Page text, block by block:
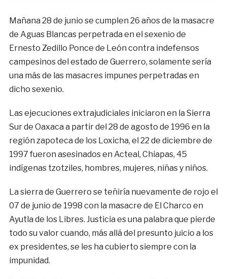
Mañana 28 de junio se cumplen 26 años de la masacre
de Aguas Blancas perpetrada en el sexenio de
Ernesto Zedillo Ponce de León contra indefensos
campesinos del estado de Guerrero, solamente sería
una más de las masacres impunes perpetradas en
dicho sexenio.
Las ejecuciones extrajudiciales iniciaron en la Sierra
Sur de Oaxaca a partir del 28 de agosto de 1996 en la
región zapoteca de los Loxicha, el 22 de diciembre de
1997 fueron asesinados en Acteal, Chiapas, 45
indígenas tzotziles, hombres, mujeres, niñas y niños.
La sierra de Guerrero se teñiría nuevamente de rojo el
07 de junio de 1998 con la masacre de El Charco en
Ayutla de los Libres. Justicia es una palabra que pierde
todo su valor cuando, más allá del presunto juicio a los
ex presidentes, se les ha cubierto siempre con la
impunidad.